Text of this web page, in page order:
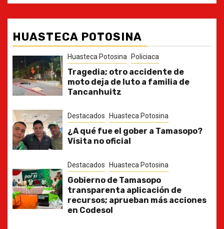
HUASTECA POTOSINA
Huasteca Potosina Policiaca
Tragedia; otro accidente de
moto deja de luto a familia de
Tancanhuitz
Destacados Huasteca Potosina
¿A qué fue el gober a Tamasopo?
Visita no oficial
Destacados Huasteca Potosina
Gobierno de Tamasopo
transparenta aplicación de
recursos; aprueban más acciones
en Codesol